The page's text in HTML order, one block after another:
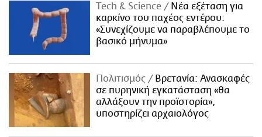
Τech & Science
Νέα εξέταση για
καρκίνο του παχέος εντέρου:
«Συνεχίζουμε να παραβλέπουμε το
βασικό μήνυμα»
Πολιτισμός
Βρετανία: Ανασκαφές
σε πυρηνική εγκατάσταση «θα
αλλάξουν την προϊστορία»,
υποστηρίζει αρχαιολόγος